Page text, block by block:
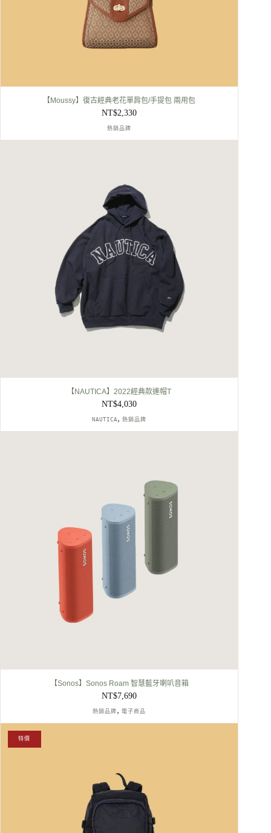
【Moussy】復古經典老花單肩包/手提包 兩用包
NT$2,330
熱銷品牌
【NAUTICA】2022經典款連帽T
NT$4,030
NAUTICA ,熱銷品牌
【Sonos】Sonos Roam 智慧藍牙喇叭音箱
NT$7,690
熱銷品牌 ,電子商品
特價